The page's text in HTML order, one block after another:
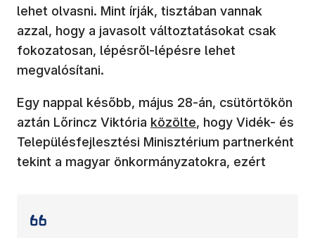
lehet olvasni. Mint írják, tisztában vannak
azzal, hogy a javasolt változtatásokat csak
fokozatosan, lépésről-lépésre lehet
megvalósítani.
Egy nappal később, május 28-án, csütörtökön
aztán Lőrincz Viktória közölte, hogy Vidék- és
Településfejlesztési Minisztérium partnerként
tekint a magyar önkormányzatokra, ezért